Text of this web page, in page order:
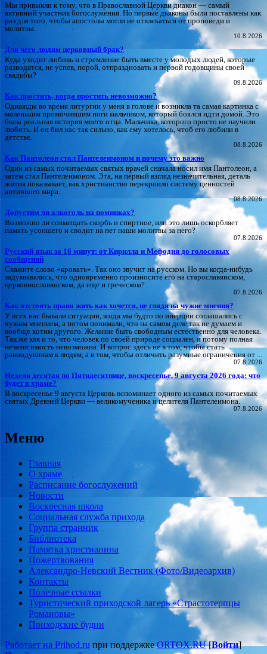
Мы привыкли к тому, что в Православной Церкви диакон — самый
активный участник богослужения. Но первые дьяконы были поставлены как
раз для того, чтобы апостолы могли не отвлекаться от проповеди и
молитвы.
10.8.2026
Для чего людям церковный брак?
Куда уходит любовь и стремление быть вместе у молодых людей, которые
разводятся, не успев, порой, отпраздновать и первой годовщины своей
свадьбы?
09.8.2026
Как простить, когда простить невозможно?
Однажды во время литургии у меня в голове и возникла та самая картинка с
маленьким промочившим ноги мальчиком, который боялся идти домой. Это
была реальная история моего отца. Мальчика, которого просто не научили
любить. И он бил нас так сильно, как ему хотелось, чтоб его любили в
детстве.
08.8.2026
Как Пантолеон стал Пантелеимоном и почему это важно
Один из самых почитаемых святых врачей сначала носил имя Пантолеон, а
затем стал Пантелеимоном. Эта, на первый взгляд незначительная, деталь
жития показывает, как христианство перекроило систему ценностей
античного мира.
08.8.2026
Допустим ли алкоголь на поминках?
Возможно ли совмещать скорбь и спиртное, или это лишь оскорбляет
память усопшего и сводит на нет наши молитвы за него?
07.8.2026
Русский язык за 16 минут: от Кирилла и Мефодия до голосовых
сообщений
Скажите слово «кровать». Так оно звучит на русском. Но вы когда-нибудь
задумывались, что одновременно произносите его на старославянском,
церковнославянском, да еще и греческом?
07.8.2026
Как отстоять право жить как хочется, не глядя на чужие мнения?
У всех нас бывали ситуации, когда мы будто по инерции соглашались с
чужим мнением, а потом понимали, что на самом деле так не думаем и
вообще хотим другого. Желание быть свободным естественно для человека.
Так же как и то, что человек по своей природе социален, и потому полная
независимость невозможна. И вопрос здесь не в том, чтобы стать
равнодушным к людям, а в том, чтобы отличить разумные ограничения от ...
07.8.2026
Неделя десятая по Пятидесятнице, воскресенье, 9 августа 2026 года: что
будет в храме?
В воскресенье 9 августа Церковь вспоминает одного из самых почитаемых
святых Древней Церкви — великомученика и целителя Пантелеимона.
07.8.2026
Меню
Главная
О храме
Расписание богослужений
Новости
Воскресная школа
Социальная служба прихода
Группа странник
Библиотека
Памятка христианина
Пожертвования
Александро-Невский Вестник (Фото/Видеоархив)
Контакты
Полезные ссылки
Туристический приходской лагерь «Страстотерпцы
Романовы»
Приходские будни
Работает на Prihod.ru при поддержкеORTOX.RU[Войти]